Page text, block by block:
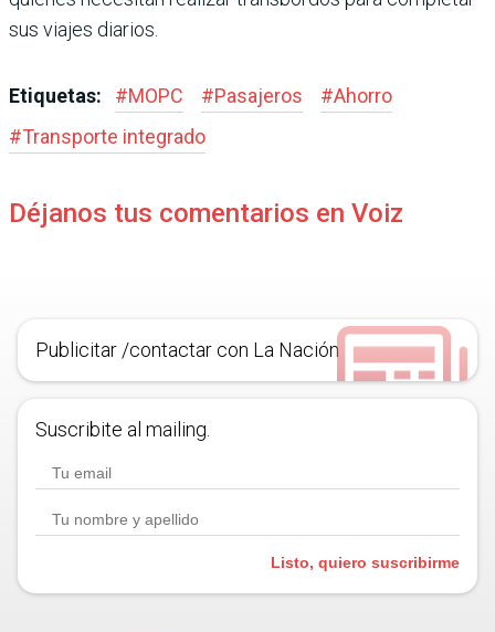
sus viajes diarios.
Etiquetas: #MOPC #Pasajeros #Ahorro
#Transporte integrado
Déjanos tus comentarios en Voiz
Publicitar /contactar con La Nación
Suscribite al mailing.
Listo, quiero suscribirme